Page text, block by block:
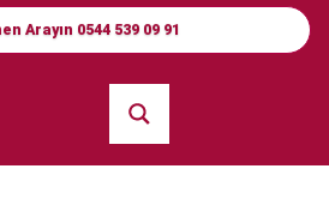
Arayın 0544 539 09 91